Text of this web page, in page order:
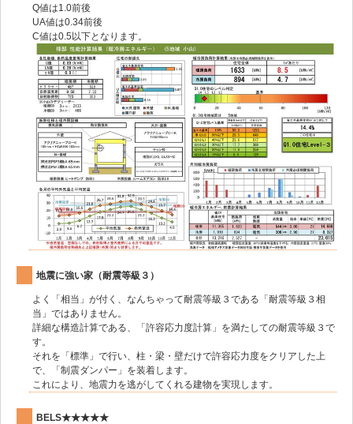
Q値は1.0前後
UA値は0.34前後
C値は0.5以下となります。
地震に強い家（耐震等級３）
よく「相当」が付く、なんちゃって耐震等級３である「耐震等級３相
当」ではありません。
詳細な構造計算である、「許容応力度計算」を満たしての耐震等級３で
す。
それを「標準」で行い、柱・梁・壁だけで許容応力度をクリアした上
で、「制震ダンパー」を装着します。
これにより、地震力を逃がしてくれる建物を実現します。
BELS★★★★★